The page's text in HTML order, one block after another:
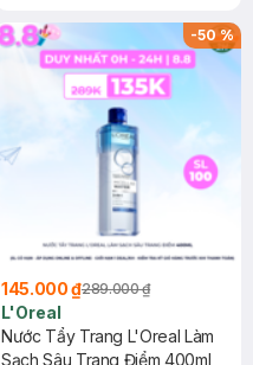
-50%
145.000 ₫289.000 ₫
L'Oreal
Nước Tẩy Trang L'Oreal Làm
Sạch Sâu Trang Điểm 400ml